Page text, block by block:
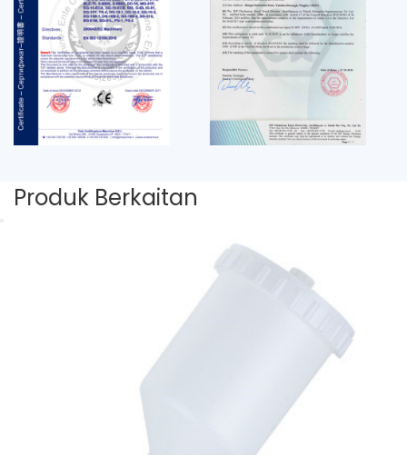
Produk Berkaitan